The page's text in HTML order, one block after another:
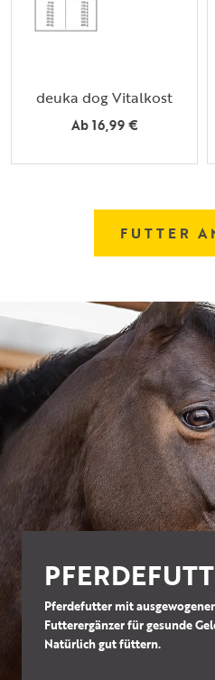
deuka dog Vitalkost
Ab 16,99 €
FUTTER
Pferdefutter mit
Futterergänzer für gesunde
Natürlich gut füttern.